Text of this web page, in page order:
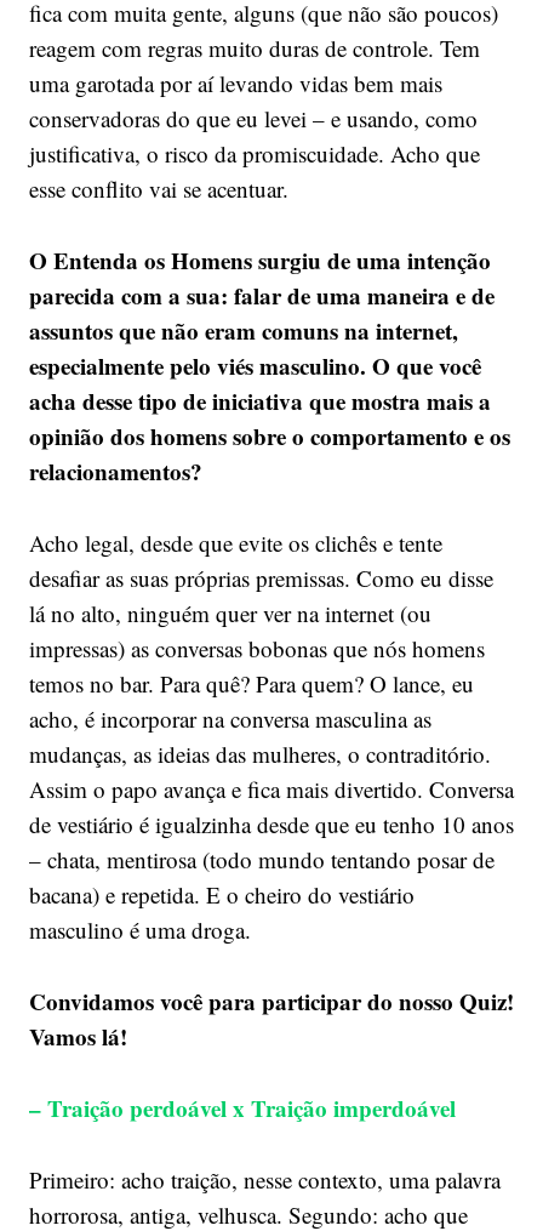
fica com muita gente, alguns (que não são poucos)
reagem com regras muito duras de controle. Tem
uma garotada por aí levando vidas bem mais
conservadoras do que eu levei – e usando, como
justificativa, o risco da promiscuidade. Acho que
esse conflito vai se acentuar.
O Entenda os Homens surgiu de uma intenção
parecida com a sua: falar de uma maneira e de
assuntos que não eram comuns na internet,
especialmente pelo viés masculino. O que você
acha desse tipo de iniciativa que mostra mais a
opinião dos homens sobre o comportamento e os
relacionamentos?
Acho legal, desde que evite os clichês e tente
desafiar as suas próprias premissas. Como eu disse
lá no alto, ninguém quer ver na internet (ou
impressas) as conversas bobonas que nós homens
temos no bar. Para quê? Para quem? O lance, eu
acho, é incorporar na conversa masculina as
mudanças, as ideias das mulheres, o contraditório.
Assim o papo avança e fica mais divertido. Conversa
de vestiário é igualzinha desde que eu tenho 10 anos
– chata, mentirosa (todo mundo tentando posar de
bacana) e repetida. E o cheiro do vestiário
masculino é uma droga.
Convidamos você para participar do nosso Quiz!
Vamos lá!
– Traição perdoável x Traição imperdoável
Primeiro: acho traição, nesse contexto, uma palavra
horrorosa, antiga, velhusca. Segundo: acho que